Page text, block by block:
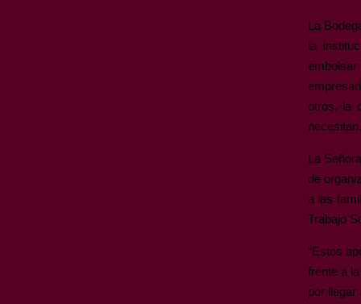
La
la
otros, la
necesitan.
La
de
a las
Trabajo
“Estos
frente a
por llegar